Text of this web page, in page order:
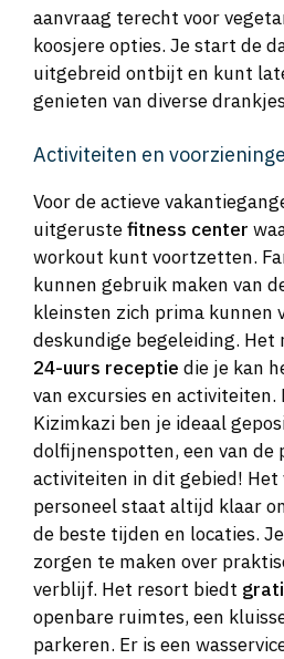
aanvraag terecht voor
koosjere opties. Je start de
uitgebreid ontbijt en kunt
genieten van diverse
Activiteiten en
Voor de actieve
uitgerustefitness center
workout kunt voortzetten.
kunnen gebruik maken van
kleinsten zich prima kunnen
deskundige begeleiding. Het
24-uurs receptie die je kan
van excursies en activiteiten.
Kizimkazi ben je ideaal
dolfijnenspotten, een van de
activiteiten in dit gebied!
personeel staat altijd klaar
de beste tijden en locaties.
zorgen te maken over
verblijf. Het resort biedt
openbare ruimtes, een
parkeren. Er is een